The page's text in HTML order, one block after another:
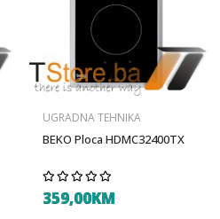
UGRADNA TEHNIKA
BEKO Ploca HDMC32400TX
359,00KM